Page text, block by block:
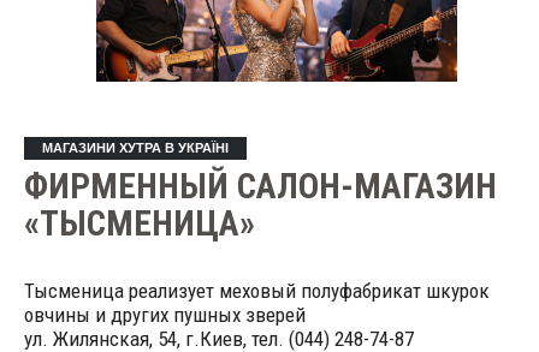
МАГАЗИНИ ХУТРА В УКРАЇНІ
ФИРМЕННЫЙ САЛОН-МАГАЗИН
«ТЫСМЕНИЦА»
Тысменица реализует меховый полуфабрикат шкурок
овчины и других пушных зверей
ул. Жилянская, 54, г.Киев, тел. (044) 248-74-87